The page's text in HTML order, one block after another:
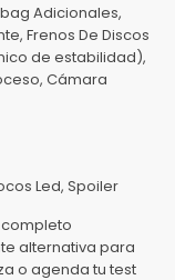
Adicionales,
Frenos De Discos
de estabilidad),
Cámara
Led, Spoiler
alternativa para
o agenda tu test